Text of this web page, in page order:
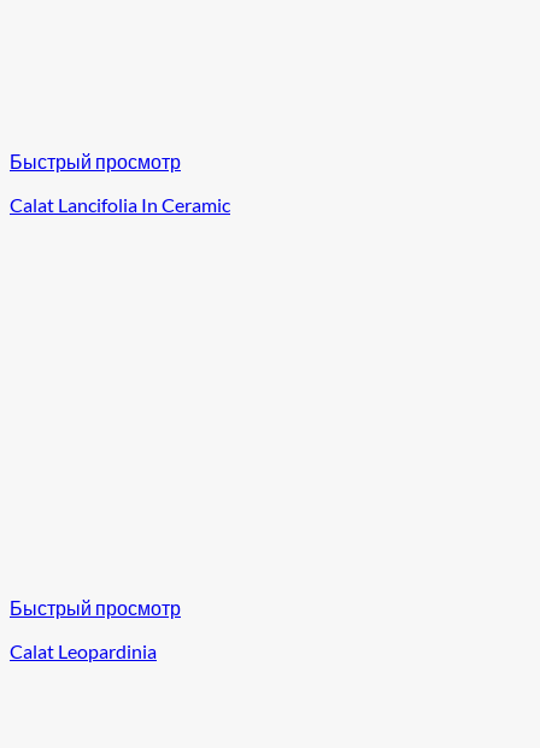
Быстрый просмотр
Calat Lancifolia In Ceramic
Быстрый просмотр
Calat Leopardinia